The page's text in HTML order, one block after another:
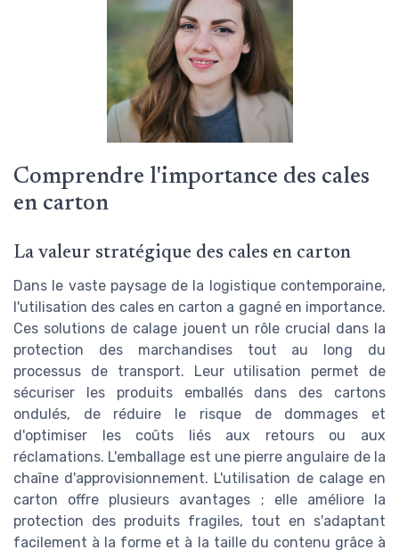
Comprendre l'importance des cales
en carton
La valeur stratégique des cales en carton
Dans le vaste paysage de la logistique contemporaine,
l'utilisation des cales en carton a gagné en importance.
Ces solutions de calage jouent un rôle crucial dans la
protection des marchandises tout au long du
processus de transport. Leur utilisation permet de
sécuriser les produits emballés dans des cartons
ondulés, de réduire le risque de dommages et
d'optimiser les coûts liés aux retours ou aux
réclamations. L'emballage est une pierre angulaire de la
chaîne d'approvisionnement. L'utilisation de calage en
carton offre plusieurs avantages ; elle améliore la
protection des produits fragiles, tout en s'adaptant
facilement à la forme et à la taille du contenu grâce à